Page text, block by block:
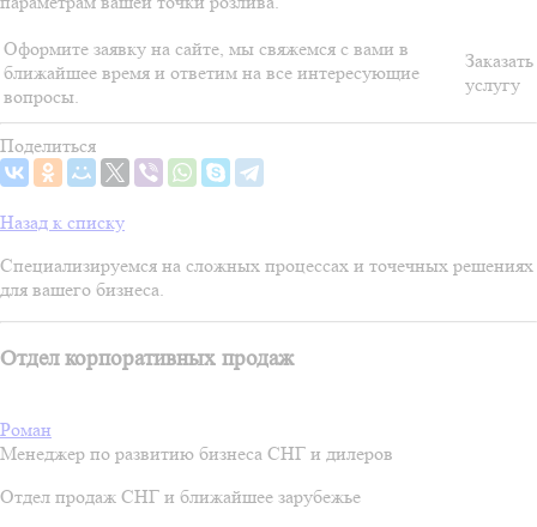
Оформите заявку на сайте, мы свяжемся с вами в
ближайшее время и ответим на все интересующие
вопросы.
Заказать
услугу
Поделиться
Назад к списку
Специализируемся на сложных процессах и точечных решениях
для вашего бизнеса.
Отдел корпоративных продаж
Роман
Менеджер по развитию бизнеса СНГ и дилеров
Отдел продаж СНГ и ближайшее зарубежье